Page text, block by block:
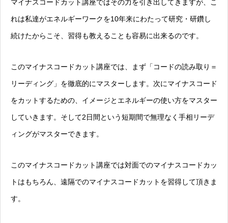
マイナスコードカット講座ではその力を引き出してきますが、こ
れは私達がエネルギーワークを10年来にわたって研究・研鑽し
続けたからこそ、習得も教えることも容易に出来るのです。
このマイナスコードカット講座では、まず「コードの読み取り＝
リーディング」を徹底的にマスターします。次にマイナスコード
をカットするための、イメージとエネルギーの使い方をマスター
していきます。そして2日間という短期間で無理なく手相リーデ
ィングがマスターできます。
このマイナスコードカット講座では対面でのマイナスコードカッ
トはもちろん、遠隔でのマイナスコードカットを習得して頂きま
す。